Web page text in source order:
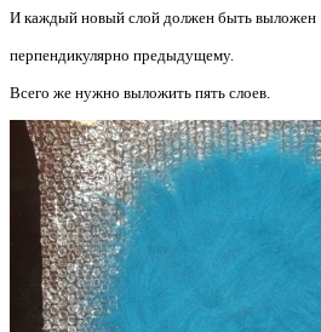
И каждый новый слой должен быть выложен
перпендикулярно предыдущему.
Всего же нужно выложить пять слоев.